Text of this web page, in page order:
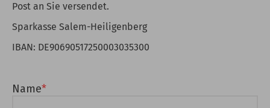
Post an Sie versendet.
Sparkasse Salem-Heiligenberg
IBAN: DE90690517250003035300
Name